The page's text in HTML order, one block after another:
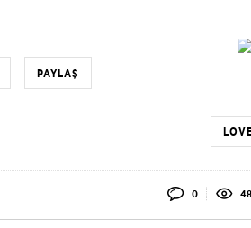
PAYLAŞ
0